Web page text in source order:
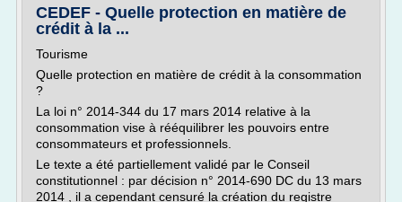
CEDEF - Quelle protection en matière de
crédit à la ...
Tourisme
Quelle protection en matière de crédit à la consommation
?
La loi n° 2014-344 du 17 mars 2014 relative à la
consommation vise à rééquilibrer les pouvoirs entre
consommateurs et professionnels.
Le texte a été partiellement validé par le Conseil
constitutionnel : par décision n° 2014-690 DC du 13 mars
2014 , il a cependant censuré la création du registre